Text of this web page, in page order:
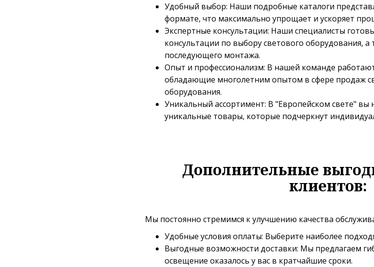
Удобный выбор: Наши подробные каталоги
формате, что максимально упрощает и ускоряет
Экспертные консультации: Наши специалисты
консультации по выбору светового оборудования, а
последующего монтажа.
Опыт и профессионализм: В нашей команде
обладающие многолетним опытом в сфере продаж
оборудования.
Уникальный ассортимент: В "Европейском свете" вы
уникальные товары, которые подчеркнут
Дополнительные
клиентов:
Мы постоянно стремимся к улучшению качества
Удобные условия оплаты: Выберите наиболее
Выгодные возможности доставки: Мы предлагаем
освещение оказалось у вас в кратчайшие сроки.